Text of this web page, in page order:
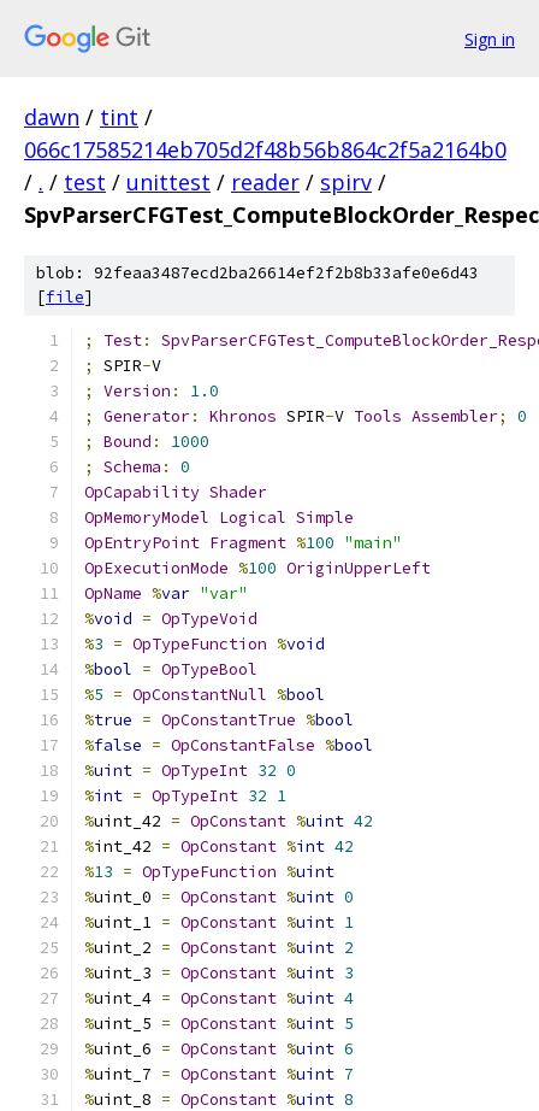
Sign in
dawn / tint /
066c17585214eb705d2f48b56b864c2f5a2164b0
/ . / test / unittest / reader / spirv /
blob: 92feaa3487ecd2ba26614ef2f2b8b33afe0e6d43
[file]
; Test:
;
SPIR-V
;
Version :
1.0
;
Generator: Khronos SPIR-V Tools Assembler;
0
;
Bound :
1000
;
Schema :
0
OpCapability Shader
OpMemoryModel Logical Simple
OpEntryPoint Fragment %100 "main"
OpExecutionMode %100 OriginUpperLeft
OpName %var "var"
%void = OpTypeVoid
%3 = OpTypeFunction %void
%bool = OpTypeBool
%5 = OpConstantNull %bool
%true = OpConstantTrue %bool
%false = OpConstantFalse %bool
%uint = OpTypeInt 32 0
%int = OpTypeInt 32 1
%uint_42 = OpConstant %uint 42
%int_42 = OpConstant %int 42
%13 = OpTypeFunction %uint
%uint_0 = OpConstant %uint 0
%uint_1 = OpConstant %uint 1
%uint_2 = OpConstant %uint 2
%uint_3 = OpConstant %uint 3
%uint_4 = OpConstant %uint 4
%uint_5 = OpConstant %uint 5
%uint_6 = OpConstant %uint 6
%uint_7 = OpConstant %uint 7
%uint_8 = OpConstant %uint 8